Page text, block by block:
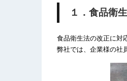
１．食品衛
食品衛生法の改正に対
弊社では、企業様の社